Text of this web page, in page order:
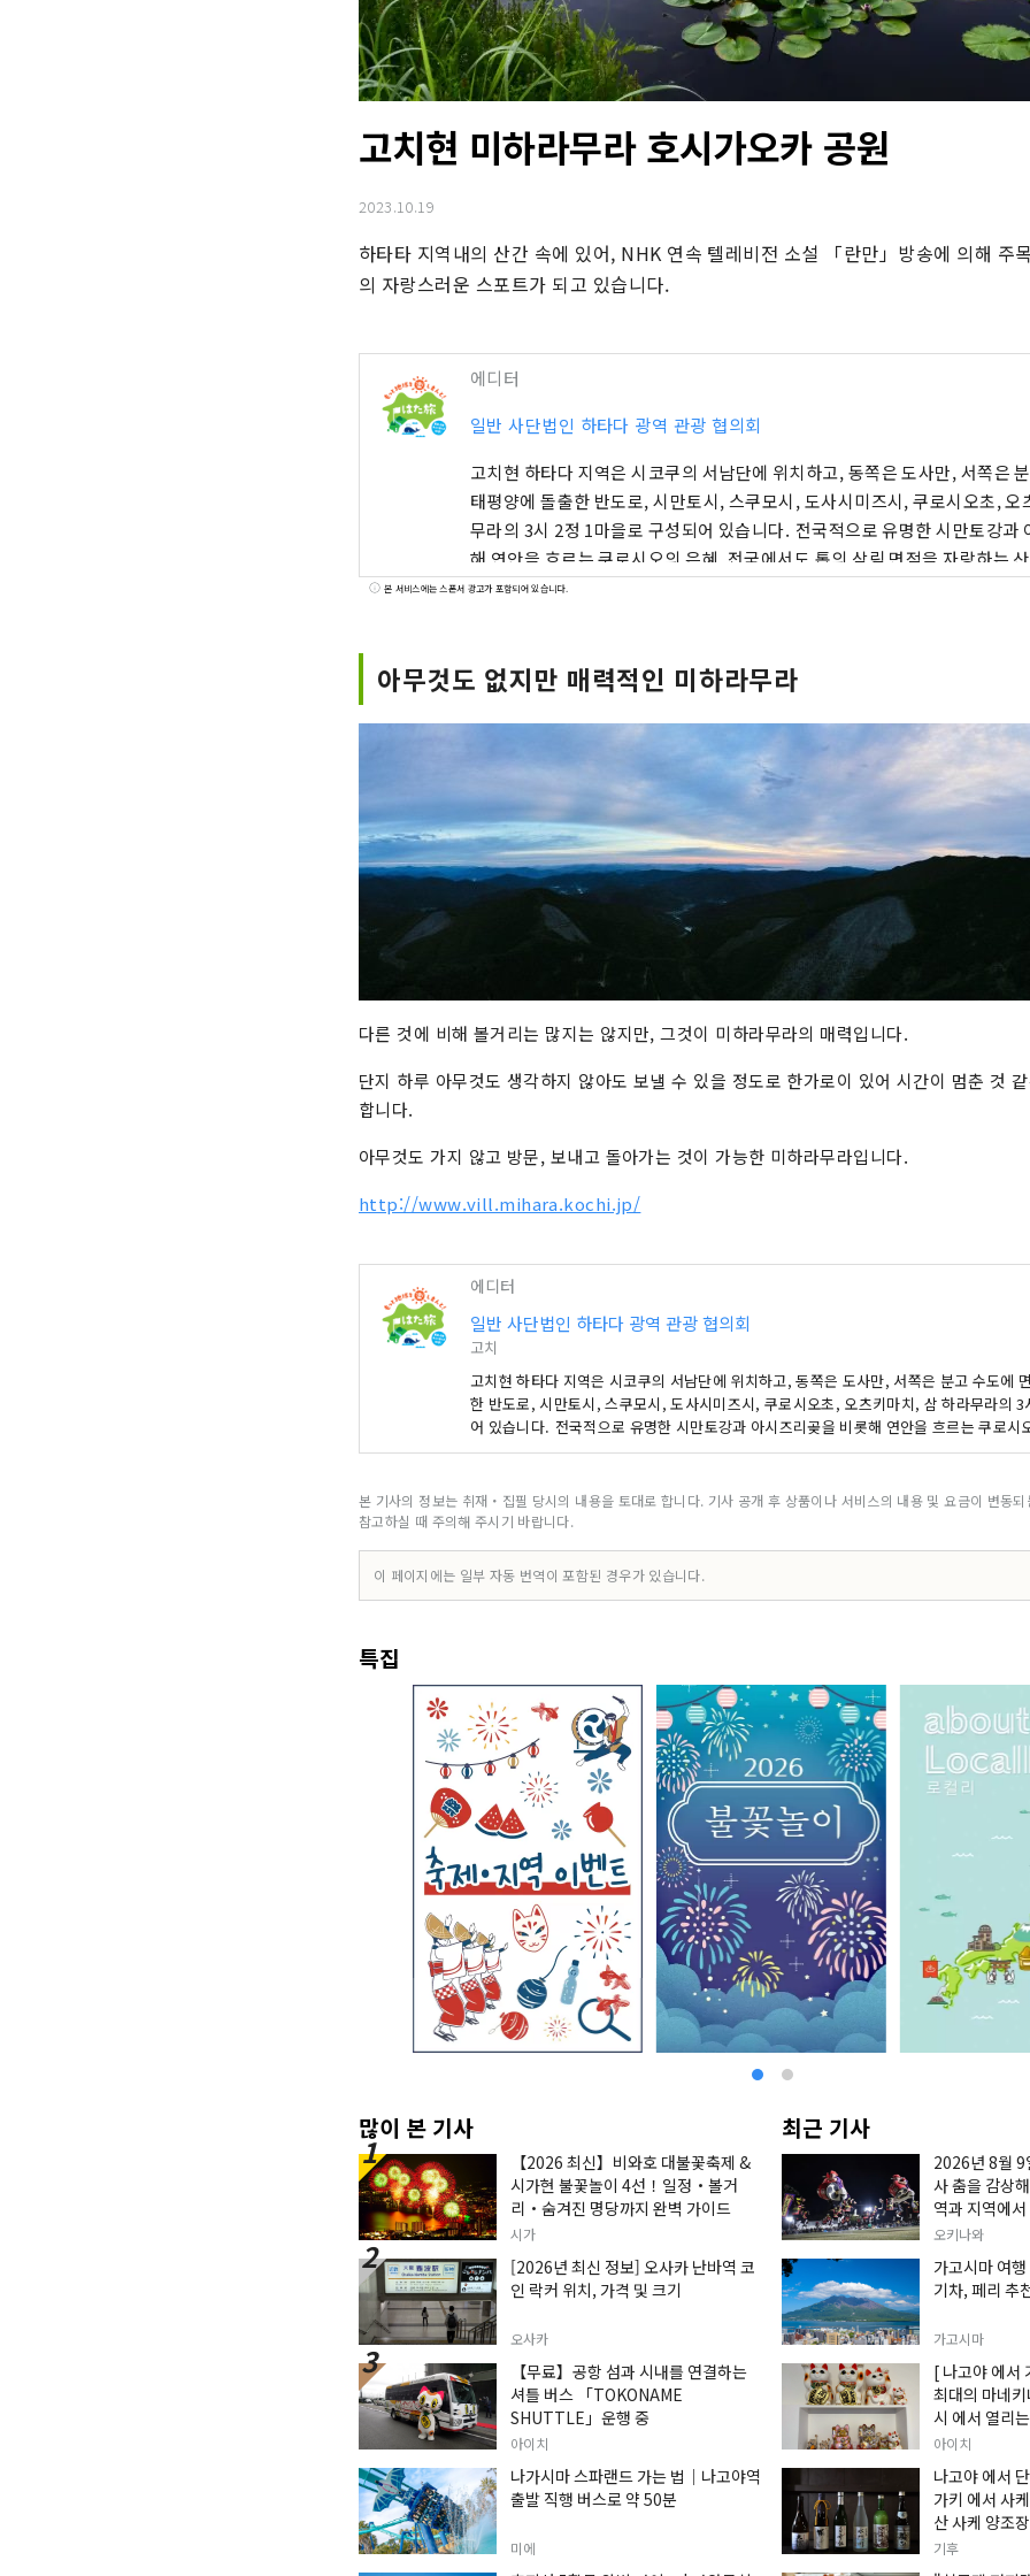
고치현 미하라무라 호시가오카 공원
2023.10.19
하타타 지역내의 산간 속에 있어, NHK 연속 텔레비전 소설 「란만」방송에 의해 주
의 자랑스러운 스포트가 되고 있습니다.
에디터
일반 사단법인 하타다 광역 관광 협의회
고치현 하타다 지역은 시코쿠의 서남단에 위치하고, 동쪽은 도사만, 서쪽은
태평양에 돌출한 반도로, 시만토시, 스쿠모시, 도사시미즈시, 쿠로시오초, 오
무라의 3시 2정 1마을로 구성되어 있습니다. 전국적으로 유명한 시만토강과
해 연안을 흐르는 쿠로시오의 은혜, 전국에서도 톱의 삼림 면적을 자랑하는
연 대국입니다.
본 서비스에는 스폰서 광고가 포함되어 있습니다.
아무것도 없지만 매력적인 미하라무라
다른 것에 비해 볼거리는 많지는 않지만, 그것이 미하라무라의 매력입니다.
단지 하루 아무것도 생각하지 않아도 보낼 수 있을 정도로 한가로이 있어 시간이 멈춘 것
합니다.
아무것도 가지 않고 방문, 보내고 돌아가는 것이 가능한 미하라무라입니다.
http://www.vill.mihara.kochi.jp/
에디터
일반 사단법인 하타다 광역 관광 협의회
고치
고치현 하타다 지역은 시코쿠의 서남단에 위치하고, 동쪽은 도사만, 서쪽은 분고 수도에
한 반도로, 시만토시, 스쿠모시, 도사시미즈시, 쿠로시오초, 오츠키마치, 삼 하라무라의
어 있습니다. 전국적으로 유명한 시만토강과 아시즈리곶을 비롯해 연안을 흐르는 쿠로시
톱의 삼림 면적을 자랑하는 산의 은혜 풍부한 자연 대국입니다.
본 기사의 정보는 취재・집필 당시의 내용을 토대로 합니다. 기사 공개 후 상품이나 서비스의 내용 및 요금이 변동
참고하실 때 주의해 주시기 바랍니다.
이 페이지에는 일부 자동 번역이 포함된 경우가 있습니다.
특집
많이 본 기사
【2026 최신】비와호 대불꽃축제 &
시가현 불꽃놀이 4선！일정・볼거
리・숨겨진 명당까지 완벽 가이드
시가
[2026년 최신 정보] 오사카 난바역 코
인 락커 위치, 가격 및 크기
오사카
【무료】공항 섬과 시내를 연결하는
셔틀 버스 「TOKONAME
SHUTTLE」운행 중
아이치
나가시마 스파랜드 가는 법｜나고야역
출발 직행 버스로 약 50분
미에
최근 기사
2026년 8월 9
사 춤을 감상
역과 지역에
대한 정보를
오키나와
가고시마 여
기차, 페리 추
가고시마
[ 나고야 에서
최대의 마네
시 에서 열리
손짓하는 고
입니다.
아이치
나고야 에서
가키 에서 사
산 사케 양조
기후